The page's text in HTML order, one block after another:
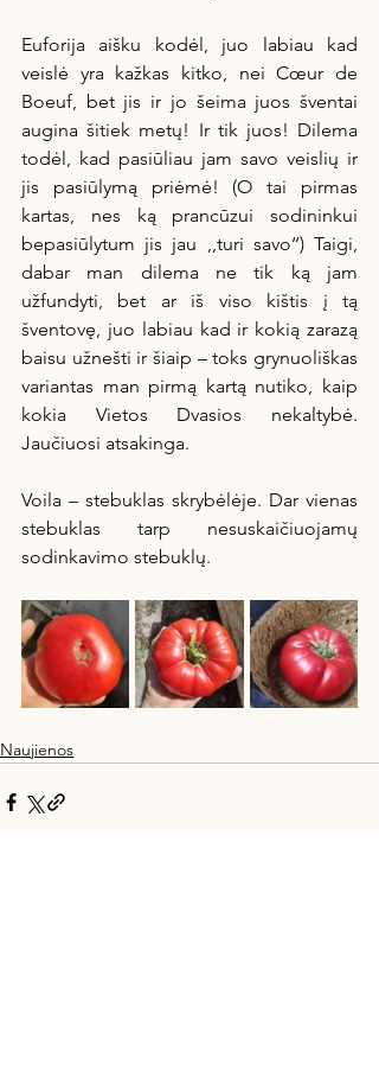
Euforija aišku kodėl, juo labiau kad
veislė yra kažkas kitko, nei Cœur de
Boeuf, bet jis ir jo šeima juos šventai
augina šitiek metų! Ir tik juos! Dilema
todėl, kad pasiūliau jam savo veislių ir
jis pasiūlymą priėmė! (O tai pirmas
kartas, nes ką prancūzui sodininkui
bepasiūlytum jis jau ,,turi savo‘‘) Taigi,
dabar man dilema ne tik ką jam
užfundyti, bet ar iš viso kištis į tą
šventovę, juo labiau kad ir kokią zarazą
baisu užnešti ir šiaip – toks grynuoliškas
variantas man pirmą kartą nutiko, kaip
kokia Vietos Dvasios nekaltybė.
Jaučiuosi atsakinga.
Voila – stebuklas skrybėlėje. Dar vienas
stebuklas tarp nesuskaičiuojamų
sodinkavimo stebuklų.
Naujienos